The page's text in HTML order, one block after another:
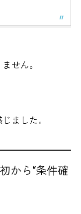
せん。
ました。
から“条件確